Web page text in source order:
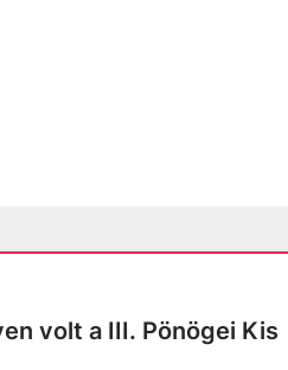
volt a III. Pönögei Kis